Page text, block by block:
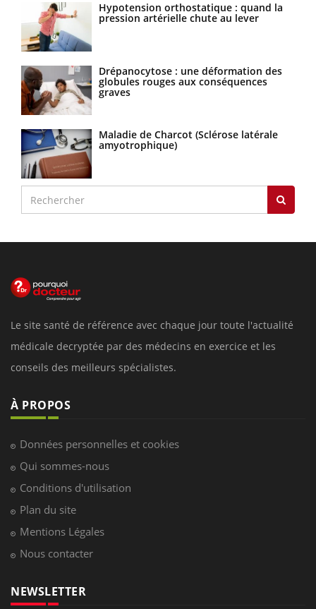
Hypotension orthostatique : quand la
pression artérielle chute au lever
Drépanocytose : une déformation des
globules rouges aux conséquences
graves
Maladie de Charcot (Sclérose latérale
amyotrophique)
Le site santé de référence avec chaque jour toute l'actualité
médicale decryptée par des médecins en exercice et les
conseils des meilleurs spécialistes.
À PROPOS
Données personnelles et cookies
Qui sommes-nous
Conditions d'utilisation
Plan du site
Mentions Légales
Nous contacter
NEWSLETTER